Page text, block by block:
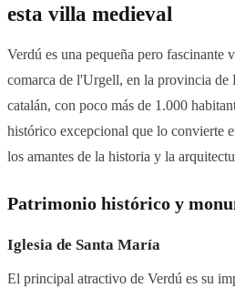
esta villa medieval
Verdú es una pequeña pero fascinante
comarca de l'Urgell, en la provincia
catalán, con poco más de 1.000
histórico excepcional que lo convierte
los amantes de la historia y la
Patrimonio histórico y
Iglesia de Santa María
El principal atractivo de Verdú es su